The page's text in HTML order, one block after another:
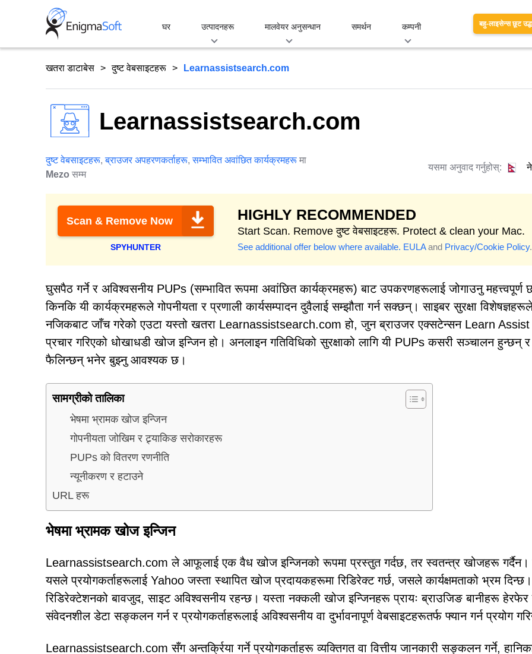
घर उत्पादनहरू मालवेयर अनुसन्धान समर्थन कम्पनी बहु-लाइसेन्स छूट
खतरा डाटाबेस दुष्ट वेबसाइटहरू Learnassistsearch.com
Learnassistsearch.com
दुष्ट वेबसाइटहरू,ब्राउजर अपहरणकर्ताहरू,सम्भावित अवांछित कार्यक्रमहरू मा
Mezo सम्म
यसमा अनुवाद गर्नुहोस्:
Scan & Remove Now
SPYHUNTER
HIGHLY RECOMMENDED
Start Scan. Remove दुष्ट वेबसाइटहरू. Protect & clean your Mac.
See additional offer below where available. EULAand Privacy/Cookie Policy.
घुसपैठ गर्ने र अविश्वसनीय PUPs (सम्भावित रूपमा अवांछित कार्यक्रमहरू) बाट उपकरणहरूलाई जोगाउनु महत्त्वपूर्ण
किनकि यी कार्यक्रमहरूले गोपनीयता र प्रणाली कार्यसम्पादन दुवैलाई सम्झौता गर्न सक्छन्। साइबर सुरक्षा
नजिकबाट जाँच गरेको एउटा यस्तो खतरा Learnassistsearch.com हो, जुन ब्राउजर एक्सटेन्सन Learn Assist
प्रचार गरिएको धोखाधडी खोज इन्जिन हो। अनलाइन गतिविधिको सुरक्षाको लागि यी PUPs कसरी सञ्चालन हुन्छन् र
फैलिन्छन् भनेर बुझ्नु आवश्यक छ।
सामग्रीको तालिका
भेषमा भ्रामक खोज इन्जिन
गोपनीयता जोखिम र ट्र्याकिङ सरोकारहरू
PUPs को वितरण रणनीति
न्यूनीकरण र हटाउने
URL हरू
भेषमा भ्रामक खोज इन्जिन
Learnassistsearch.com ले आफूलाई एक वैध खोज इन्जिनको रूपमा प्रस्तुत गर्दछ, तर स्वतन्त्र खोजहरू गर्दैन।
यसले प्रयोगकर्ताहरूलाई Yahoo जस्ता स्थापित खोज प्रदायकहरूमा रिडिरेक्ट गर्छ, जसले कार्यक्षमताको भ्रम
रिडिरेक्टेशनको बावजुद, साइट अविश्वसनीय रहन्छ। यस्ता नक्कली खोज इन्जिनहरू प्रायः ब्राउजिङ बानीहरू हेरफेर
संवेदनशील डेटा सङ्कलन गर्न र प्रयोगकर्ताहरूलाई अविश्वसनीय वा दुर्भावनापूर्ण वेबसाइटहरूतर्फ फ्यान गर्न प्रयोग
Learnassistsearch.com सँग अन्तर्क्रिया गर्ने प्रयोगकर्ताहरू व्यक्तिगत वा वित्तीय जानकारी सङ्कलन गर्ने,